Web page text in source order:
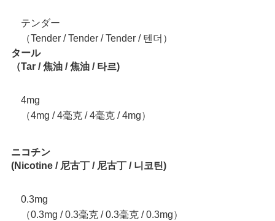
テンダー
（Tender / Tender / Tender / 텐더）
タール
（Tar / 焦油 / 焦油 / 타르)
4mg
（4mg / 4毫克 / 4毫克 / 4mg）
ニコチン
(Nicotine / 尼古丁 / 尼古丁 / 니코틴)
0.3mg
（0.3mg / 0.3毫克 / 0.3毫克 / 0.3mg）